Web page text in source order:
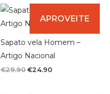
Sapato vela Homem –
Artigo Nacional
€29.90
O
preço
original
€29.90.
€24.90
preço
atual
€24.90.